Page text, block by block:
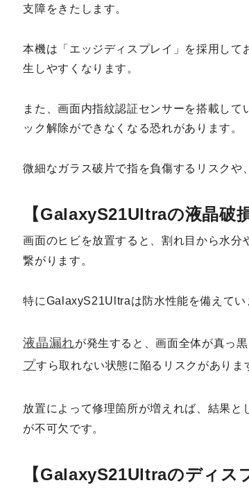
支障をきたします。
本機は「エッジディスプレイ」を採用し
生しやすくなります。
また、画面内指紋認証センサーを搭載し
ック解除ができなくなる恐れがあります。
微細なガラス破片で指を負傷するリスクや
【GalaxyS21Ultraの液晶破
画面のヒビを放置すると、割れ目から水分
繋がります。
特にGalaxyS21Ultraは防水性能を備えてい
液晶漏れが発生すると、画面全体が真っ黒
プすら取れない状態に陥るリスクがありま
放置によって修理箇所が増えれば、結果
が不可欠です。
【GalaxyS21Ultraのディス